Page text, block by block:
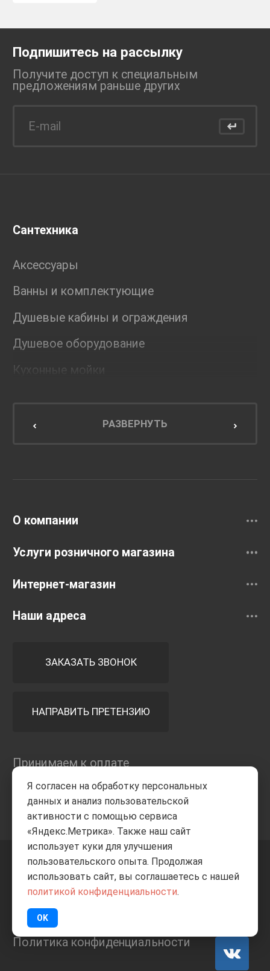
Подпишитесь на рассылку
Получите доступ к специальным
предложениям раньше других
Сантехника
Аксессуары
Ванны и комплектующие
Душевые кабины и ограждения
Душевое оборудование
Кухонные мойки
Мебель для кухниРАЗВЕРНУТЬ
О компании
Услуги розничного магазина
Интернет-магазин
Наши адреса
ЗАКАЗАТЬ ЗВОНОК
НАПРАВИТЬ ПРЕТЕНЗИЮ
Принимаем к оплате
+7 8332205-805 ВВЕРХ
ИП Баранов А.С. 2026
Политика конфиденциальности
Я согласен на обработку персональных
данных и анализ пользовательской
активности с помощью сервиса
«Яндекс.Метрика». Также наш сайт
использует куки для улучшения
пользовательского опыта. Продолжая
использовать сайт, вы соглашаетесь с нашей
политикой конфиденциальности.
OK